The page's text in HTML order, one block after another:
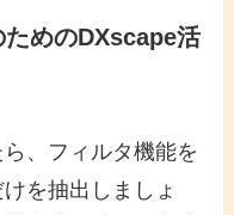
めのDXscape活
、フィルタ機能を
を抽出しましょ